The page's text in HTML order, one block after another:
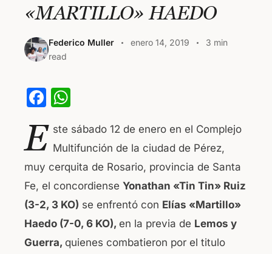
«MARTILLO» HAEDO
Federico Muller enero 14, 2019
3 min
read
F
c
e
b
o
o
k
at
s
A
p
p
E ste sábado 12 de enero en el Complejo
Multifunción de la ciudad de Pérez,
muy cerquita de Rosario, provincia de Santa
Fe, el concordiense Yonathan «Tin Tin» Ruiz
(3-2, 3 KO) se enfrentó con Elías «Martillo»
Haedo (7-0, 6 KO), en la previa de Lemos y
Guerra, quienes combatieron por el titulo